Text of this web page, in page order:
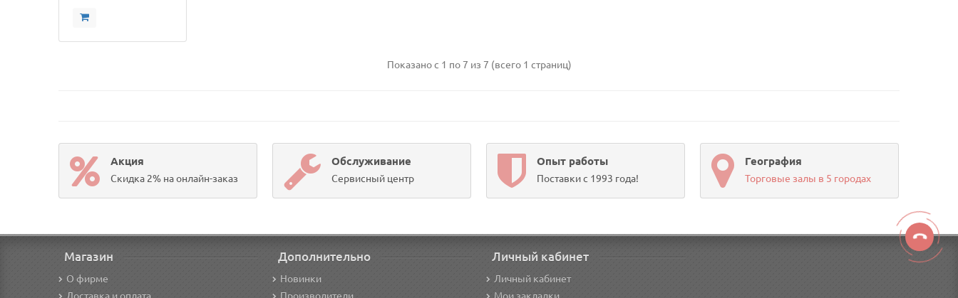
Показано с 1 по 7 из 7 (всего 1 страниц)
Акция
Скидка 2% на онлайн-заказ
Обслуживание
Сервисный центр
Опыт работы
Поставки с 1993 года!
География
Торговые залы в 5 городах
Магазин
О фирме
Дополнительно
Новинки
Личный кабинет
Личный кабинет